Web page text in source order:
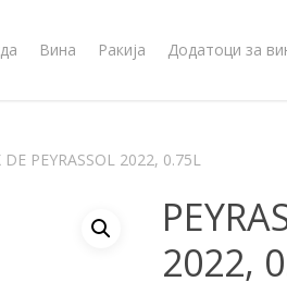
Вина Ракија Додатоци за
PEYRASSOL 2022, 0.75L
2022,